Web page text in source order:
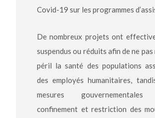
Covid-19 sur les programmes
De nombreux projets ont
suspendus ou réduits afin de ne
péril la santé des populations
des employés humanitaires,
mesures gouvernementales
confinement et restriction des